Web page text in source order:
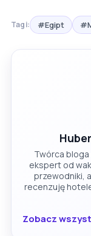
Tagi: #Egipt
Twórca
ekspert od
przewodniki,
recenzuję
Zobacz